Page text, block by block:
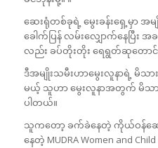
ဆေးရုံတစ်ခုရဲ့ မွေးခန်းရှေ့မှာ အ
ခေါက်ပြန် လမ်းလျှောက်နေပြီး
လည်း ခပ်တိုးတိုး ရေရွတ်ဆုတောင်
ဒီအမျိုးသမီးဟာမွေးလူနာရဲ့ မိသာ
မယ့် သူဟာ မွေးလူနာအတွက် မိသာ
ပါတယ်။
သူကတော့ ခက်ခဲနေတဲ့ ကိုယ်ဝန်ဆေ
နေတဲ့ MUDRA Women and